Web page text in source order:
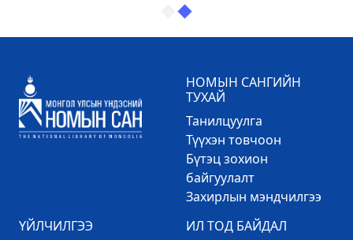
НОМЫН САНГИЙН
ТУХАЙ
Танилцуулга
Түүхэн товчоон
Бүтэц зохион
байгуулалт
Захирлын мэндчилгээ
ҮЙЛЧИЛГЭЭ
ИЛ ТОД БАЙДАЛ